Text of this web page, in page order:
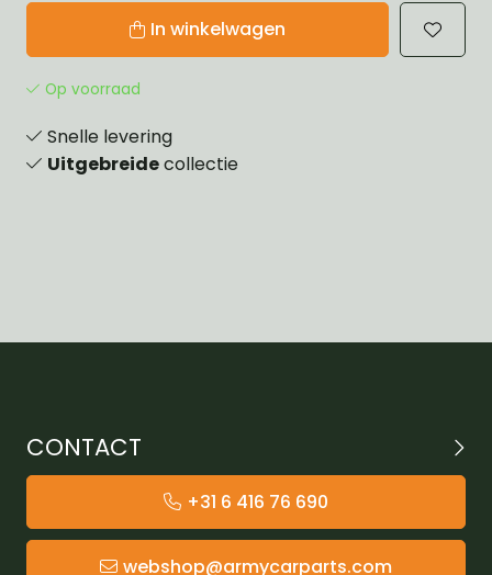
In winkelwagen
Op voorraad
Snelle levering
Uitgebreidecollectie
CONTACT
+31 6 416 76 690
webshop@armycarparts.com